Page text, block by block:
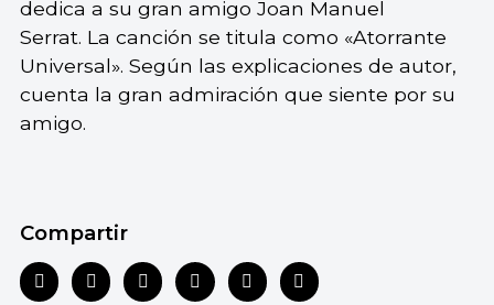
dedica a su gran amigo Joan Manuel
Serrat. La canción se titula como «Atorrante
Universal». Según las explicaciones de autor,
cuenta la gran admiración que siente por su
amigo.
Compartir